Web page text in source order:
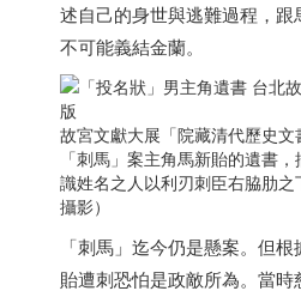
述自己的身世與逃難過程，
不可能義結金蘭。
故宮文獻大展「院藏清代歷史文
「刺馬」案主角馬新貽的遺書
識姓名之人以利刃刺臣右脇肋
攝影）
「刺馬」迄今仍是懸案。但
貽遭刺恐怕是政敵所為。當